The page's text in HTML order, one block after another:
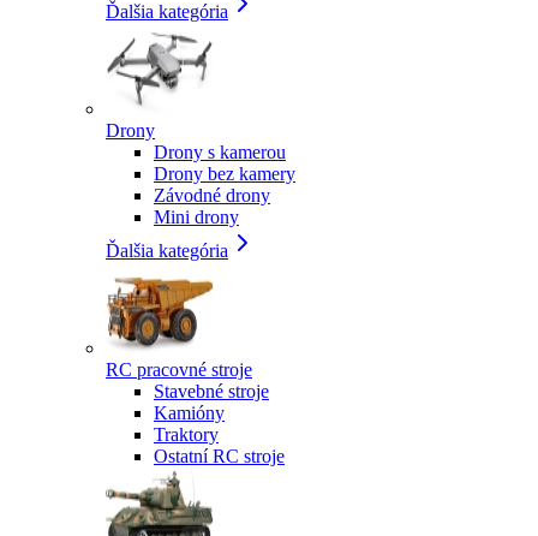
Ďalšia kategória
Drony
Drony s kamerou
Drony bez kamery
Závodné drony
Mini drony
Ďalšia kategória
RC pracovné stroje
Stavebné stroje
Kamióny
Traktory
Ostatní RC stroje